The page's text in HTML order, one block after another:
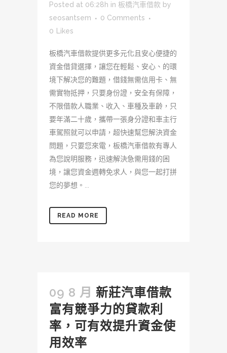
Posted at 06:28h in 板橋汽車借款 by
seosantsem
0 Comments
0 Likes
板橋汽車借款提供更多元化且安心便捷的
資金借貸選擇，讓您在輕鬆、安心、的環
境下解决您的難題，借錢無需信用卡、無
需實物抵押，只要身份證，安全有保障，
不限借款人職業、收入、車種及車齡，只
要年滿二十歲，攜帶一張身分證和車主行
車駕照就可以申請，超快速幫您解決資金
問題，只要您來電，板橋汽車借款有專人
為您說明服務，迅速解決急需用錢的困
境，讓您資金週轉免求人，與您一起打拼
您的夢想。...
READ MORE
09 8 月 新莊汽車借款
富有競爭力的貸款利
率，可有效提升資金使
用效率